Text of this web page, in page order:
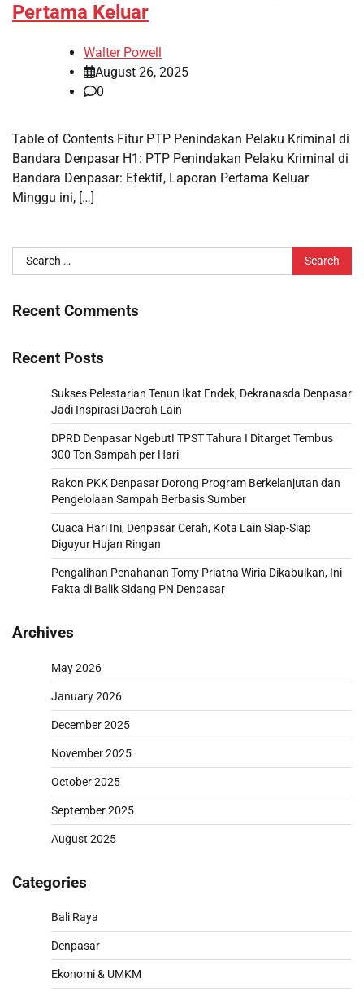
Pertama Keluar
Walter Powell
August 26, 2025
0
Table of Contents Fitur PTP Penindakan Pelaku Kriminal di
Bandara Denpasar H1: PTP Penindakan Pelaku Kriminal di
Bandara Denpasar: Efektif, Laporan Pertama Keluar
Minggu ini, […]
Search
for:
Recent Comments
Recent Posts
Sukses Pelestarian Tenun Ikat Endek, Dekranasda Denpasar
Jadi Inspirasi Daerah Lain
DPRD Denpasar Ngebut! TPST Tahura I Ditarget Tembus
300 Ton Sampah per Hari
Rakon PKK Denpasar Dorong Program Berkelanjutan dan
Pengelolaan Sampah Berbasis Sumber
Cuaca Hari Ini, Denpasar Cerah, Kota Lain Siap-Siap
Diguyur Hujan Ringan
Pengalihan Penahanan Tomy Priatna Wiria Dikabulkan, Ini
Fakta di Balik Sidang PN Denpasar
Archives
May 2026
January 2026
December 2025
November 2025
October 2025
September 2025
August 2025
Categories
Bali Raya
Denpasar
Ekonomi & UMKM